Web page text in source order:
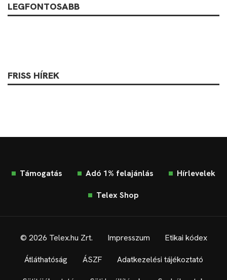
LEGFONTOSABB
FRISS HÍREK
Támogatás Adó 1% felajánlás Hírlevelek
Telex Shop
© 2026 Telex.hu Zrt. Impresszum Etikai kódex
Átláthatóság ÁSZF Adatkezelési tájékoztató